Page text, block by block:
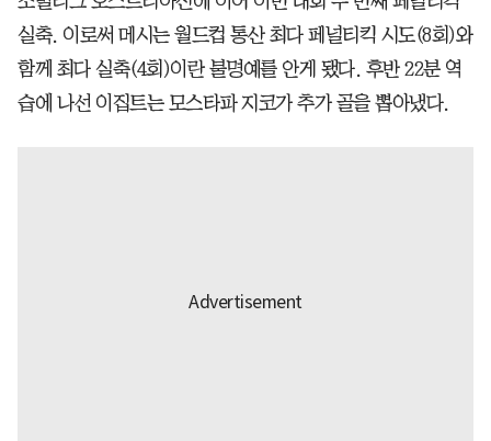
실축. 이로써 메시는 월드컵 통산 최다 페널티킥 시도(8회)와
함께 최다 실축(4회)이란 불명예를 안게 됐다. 후반 22분 역
습에 나선 이집트는 모스타파 지코가 추가 골을 뽑아냈다.